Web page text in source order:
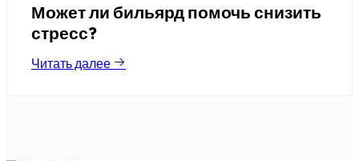
Может ли бильярд помочь снизить
стресс?
Читать далее